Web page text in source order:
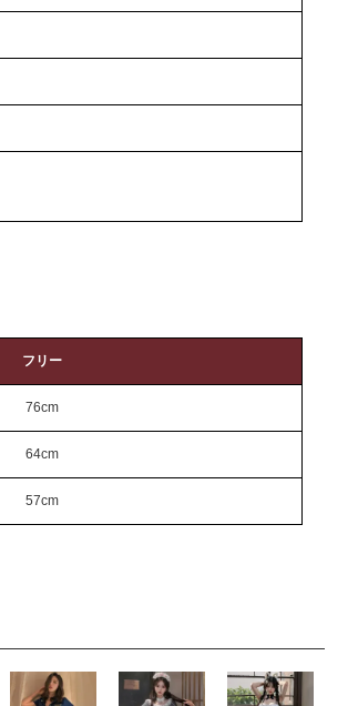
フリー
76cm
64cm
57cm